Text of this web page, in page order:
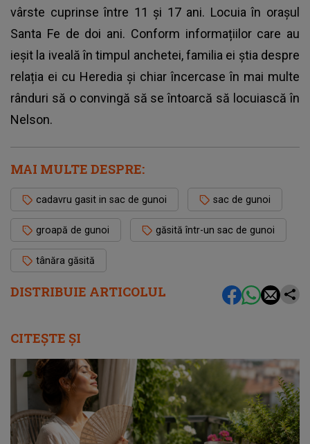
DISTRIBUIE ARTICOLUL
vârste cuprinse între 11 și 17 ani. Locuia în orașul
Santa Fe de doi ani. Conform informațiilor care au
ieșit la iveală în timpul anchetei, familia ei știa despre
relația ei cu Heredia și chiar încercase în mai multe
rânduri să o convingă să se întoarcă să locuiască în
Nelson.
MAI MULTE DESPRE:
cadavru gasit in sac de gunoi sac de gunoi
groapă de gunoi găsită într-un sac de gunoi
tânăra găsită
CITEȘTE ȘI